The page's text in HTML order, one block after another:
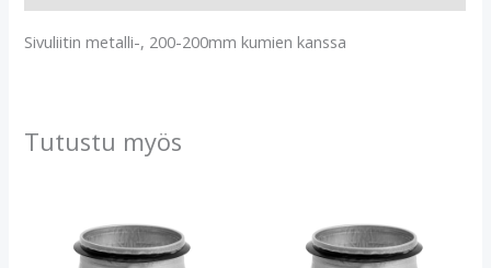
Sivuliitin metalli-, 200-200mm kumien kanssa
Tutustu myös